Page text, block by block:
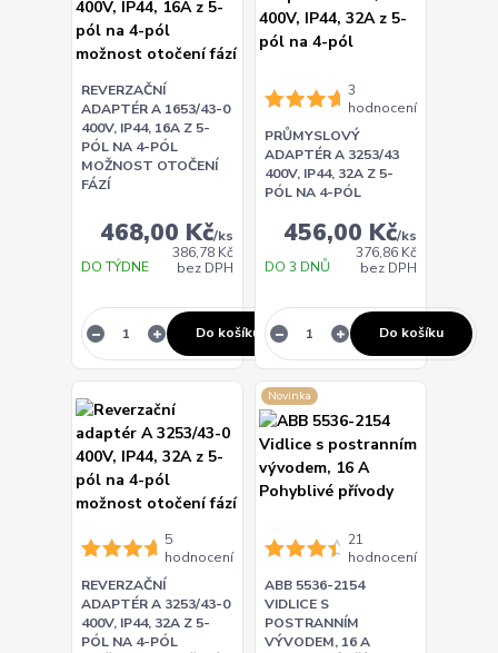
REVERZAČNÍ
ADAPTÉR A 1653/43-0
400V, IP44, 16A Z 5-
PÓL NA 4-PÓL
MOŽNOST OTOČENÍ
FÁZÍ
468,00 Kč/ks
386,78 Kč
bez DPH
DO TÝDNE
Do košíku
3
hodnocení
PRŮMYSLOVÝ
ADAPTÉR A 3253/43
400V, IP44, 32A Z 5-
PÓL NA 4-PÓL
456,00 Kč/ks
376,86 Kč
bez DPH
DO 3 DNŮ
Do košíku
5
hodnocení
REVERZAČNÍ
ADAPTÉR A 3253/43-0
400V, IP44, 32A Z 5-
PÓL NA 4-PÓL
Novinka
21
hodnocení
ABB 5536-2154
VIDLICE S
POSTRANNÍM
VÝVODEM, 16 A